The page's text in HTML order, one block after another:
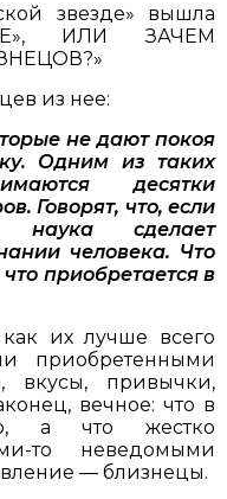
звезде» вышла
ИЛИ ЗАЧЕМ
из нее:
не дают покоя
Одним из таких
десятки
Говорят, что, если
наука сделает
человека. Что
приобретается в
их лучше всего
приобретенными
вкусы, привычки,
вечное: что в
а что жестко
то неведомыми
— близнецы.